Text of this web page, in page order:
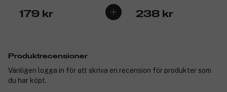
179 kr 238 kr
Produktrecensioner
Vänligen logga in för att skriva en recension för produkter som
du har köpt.